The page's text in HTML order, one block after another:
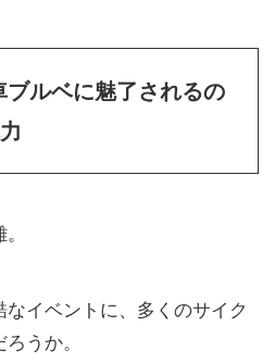
ルベに魅了されるの
イベントに、多くのサイク
うか。